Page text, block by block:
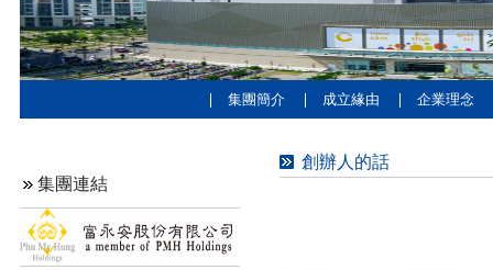
集團簡介 成立緣由 企業理念
集團連結
創辦人的話